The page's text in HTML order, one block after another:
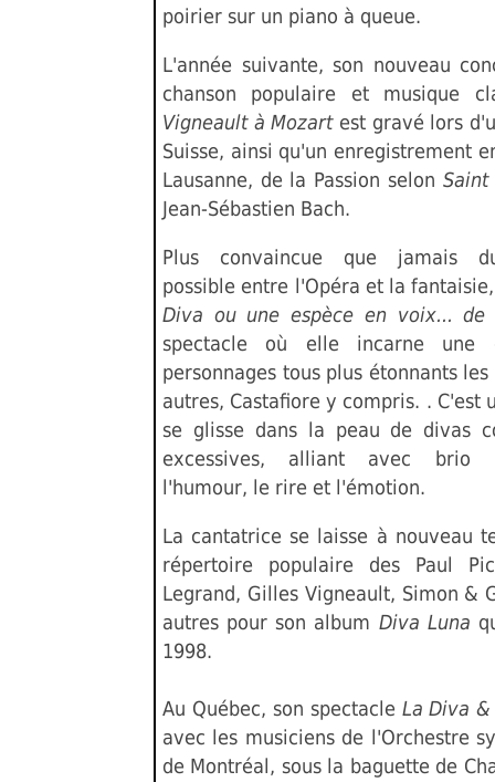
poirier sur un piano à queue.
L'année suivante, son nouveau
chanson populaire et musique
Vigneault à Mozart est gravé lors
Suisse, ainsi qu'un enregistrement
Lausanne, de la Passion selon Saint
Jean-Sébastien Bach.
Plus convaincue que jamais
possible entre l'Opéra et la
Diva ou une espèce en voix... de
spectacle où elle incarne une
personnages tous plus étonnants
autres, Castafiore y compris. . C'est
se glisse dans la peau de divas
excessives, alliant avec brio
l'humour, le rire et l'émotion.
La cantatrice se laisse à nouveau
répertoire populaire des Paul
Legrand, Gilles Vigneault, Simon &
autres pour son album Diva Luna
1998.
Au Québec, son spectacle La Diva
avec les musiciens de l'Orchestre
de Montréal, sous la baguette de